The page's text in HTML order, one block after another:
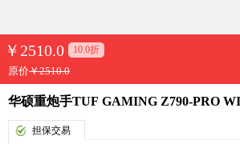
￥ 2510.0 10.0折
原价￥2510.0
华硕重炮手TUF GAMING Z790-PRO
担保交易